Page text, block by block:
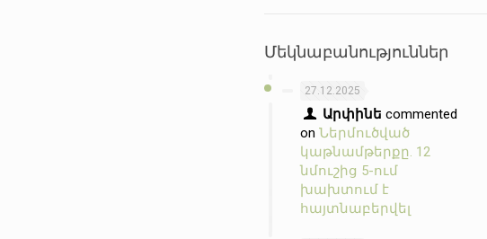
Մեկնաբանություններ
27.12.2025
Արփինե commented
onՆերմուծված
կաթնամթերքը. 12
նմուշից 5-ում
խախտում է
հայտնաբերվել